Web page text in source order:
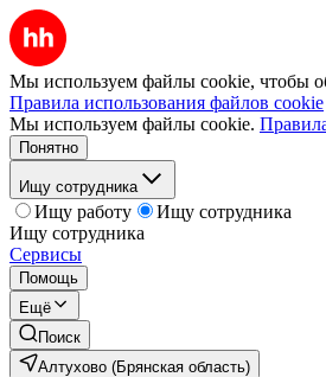
Мы используем файлы cookie, чтобы
Правила использования файлов cookie
Мы используем файлы cookie.
Понятно
Ищу сотрудника
Ищу работу
Ищу сотрудника
Ищу сотрудника
Сервисы
Помощь
Ещё
Поиск
Алтухово (Брянская область)